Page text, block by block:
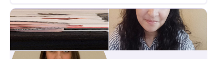
trabajado en distintos contextos clínicos con niños,
Adolescentes y Adultos